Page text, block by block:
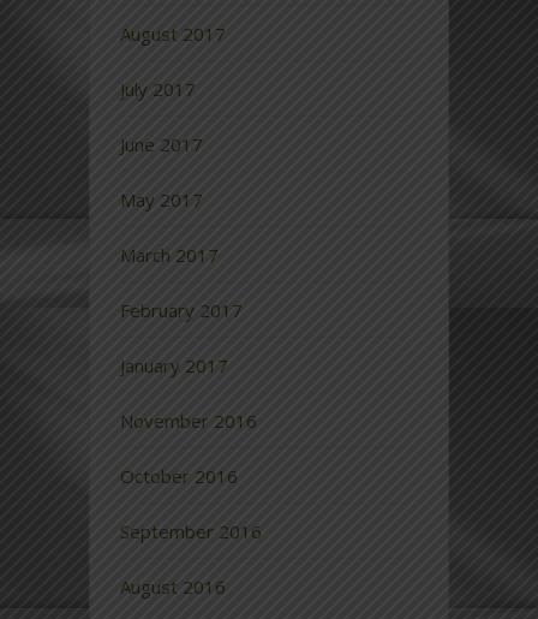
August 2017
July 2017
June 2017
May 2017
March 2017
February 2017
January 2017
November 2016
October 2016
September 2016
August 2016